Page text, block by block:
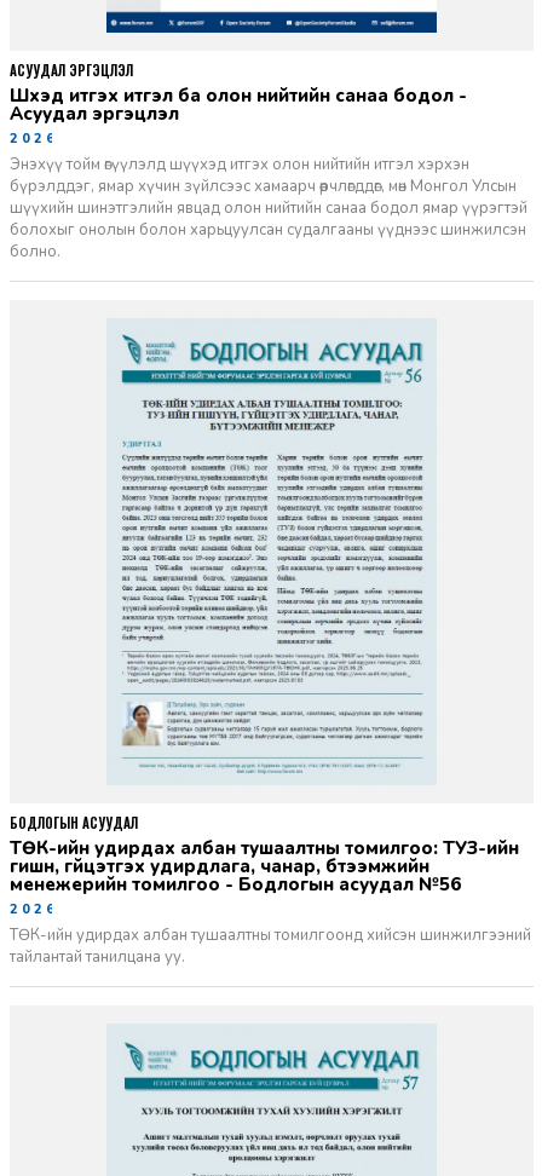
Шүүхэд итгэх итгэл ба олон нийтийн санаа бодол -
Асуудал эргэцүүлэл
2026-06-11
Энэхүү тойм өгүүлэлд шүүхэд итгэх олон нийтийн итгэл хэрхэн
бүрэлддэг, ямар хүчин зүйлсээс хамаарч өөрчлөгддөг, мөн Монгол Улсын
шүүхийн шинэтгэлийн явцад олон нийтийн санаа бодол ямар үүрэгтэй
болохыг онолын болон харьцуулсан судалгааны үүднээс шинжилсэн
болно.
АСУУДАЛ ЭРГЭЦҮҮЛЭЛ
ТӨК-ийн удирдах албан тушаалтны томилгоо: ТУЗ-ийн
гишүүн, гүйцэтгэх удирдлага, чанар, бүтээмжийн
менежерийн томилгоо - Бодлогын асуудал №56
2026-06-02
ТӨК-ийн удирдах албан тушаалтны томилгоонд хийсэн шинжилгээний
тайлантай танилцана уу.
БОДЛОГЫН АСУУДАЛ